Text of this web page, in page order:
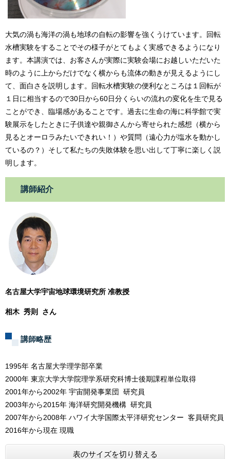
大気の渦も海洋の渦も地球の自転の影響を強くうけています。回転
水槽実験をすることでその様子がとてもよく実感できるようになり
ます。本講演では、お客さんが実際に実験会場にお越しいただいた
時のように上からだけでなく横からも流体の動きが見えるようにし
て、面白さを説明します。回転水槽実験の便利なところは１回転が
１日に相当するので30日から60日分くらいの流れの変化を生で見る
ことができ、臨場感があることです。過去に生命の海に科学館で実
験展示をしたときに子供達や親御さんから寄せられた感想（横から
見るとオーロラみたいできれい！）や質問（遠心力が塩水を動かし
ているの？）そして私たちの失敗体験を思い出して丁寧に楽しく説
明します。
講師紹介
名古屋大学宇宙地球環境研究所 准教授
相木 秀則 さん
講師略歴
1995年 名古屋大学理学部卒業
2000年 東京大学大学院理学系研究科博士後期課程単位取得
2001年から2002年 宇宙開発事業団 研究員
2003年から2015年 海洋研究開発機構 研究員
2007年から2008年 ハワイ大学国際太平洋研究センター 客員研究員
2016年から現在 現職
表のサイズを切り替える